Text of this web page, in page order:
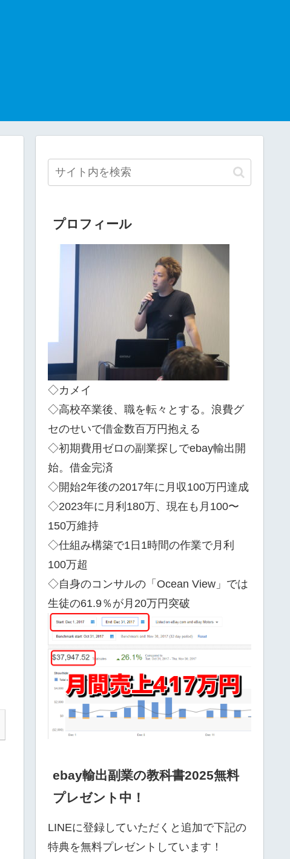
プロフィール
◇カメイ
◇高校卒業後、職を転々とする。浪費グ
セのせいで借金数百万円抱える
◇初期費用ゼロの副業探しでebay輸出開
始。借金完済
◇開始2年後の2017年に月収100万円達成
◇2023年に月利180万、現在も月100〜
150万維持
◇仕組み構築で1日1時間の作業で月利
100万超
◇自身のコンサルの「Ocean View」では
生徒の61.9％が月20万円突破
ebay輸出副業の教科書2025無料
プレゼント中！
LINEに登録していただくと追加で下記の
特典を無料プレゼントしています！